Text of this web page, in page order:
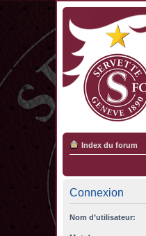
Index du forum
Connexion
Nom d’utilisateur: